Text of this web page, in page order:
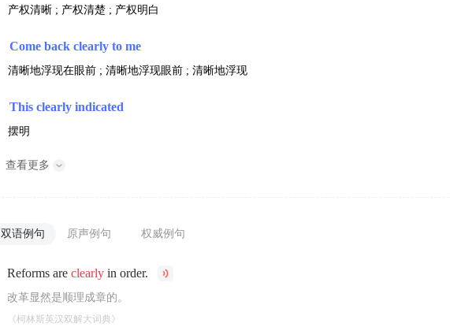
产权清晰 ; 产权清楚 ; 产权明白
Come back clearly to me
清晰地浮现在眼前 ; 清晰地浮现眼前 ; 清晰地浮现
This clearly indicated
摆明
查看更多
双语例句 原声例句 权威例句
Reforms areclearly in order.
改革显然是顺理成章的。
《柯林斯英汉双解大词典》